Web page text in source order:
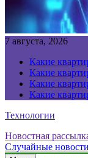
7 августа, 2026
Какие
Какие
Какие
Какие
Технологии
Новостная
Случайные новости